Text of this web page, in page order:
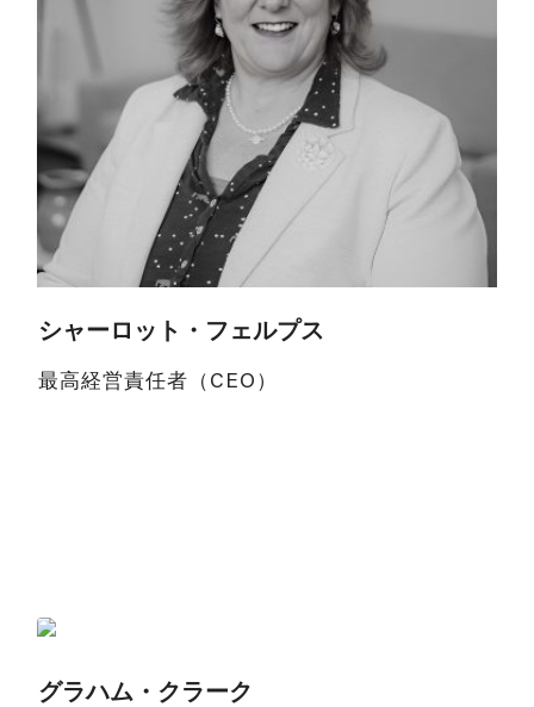
シャーロット・フェルプス
最高経営責任者（CEO）
グラハム・クラーク